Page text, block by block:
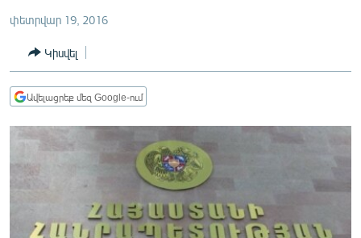
ՀԱՍԱՐԱԿՈՒԹՅՈՒՆ
ՏՆՏԵՍՈՒԹՅՈՒՆ
ՂԱՐԱԲԱՂ
ՊԱՏԵՐԱԶՄԻ 6 ՇԱԲԱԹՆԵՐԸ
ՏԱՐԱԾԱՇՐՋԱՆ
ՄԻՋԱԶԳԱՅԻՆ
փետրվար 19, 2016
Կիսվել
Ավելացրեք մեզ Google-ում